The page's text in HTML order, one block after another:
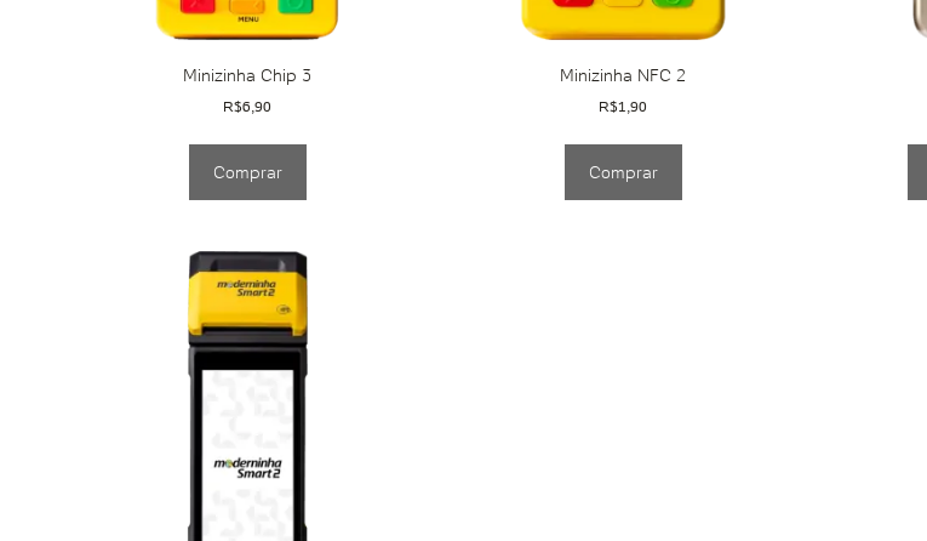
Minizinha Chip 3
R$6,90
Comprar
Minizinha NFC 2
R$1,90
Comprar